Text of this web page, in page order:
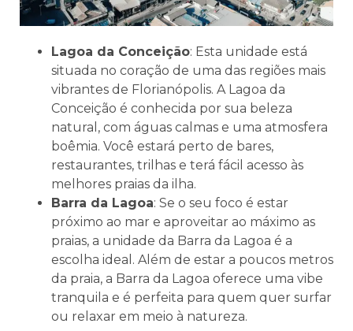
Lagoa da Conceição: Esta unidade está
situada no coração de uma das regiões mais
vibrantes de Florianópolis. A Lagoa da
Conceição é conhecida por sua beleza
natural, com águas calmas e uma atmosfera
boêmia. Você estará perto de bares,
restaurantes, trilhas e terá fácil acesso às
melhores praias da ilha.
Barra da Lagoa: Se o seu foco é estar
próximo ao mar e aproveitar ao máximo as
praias, a unidade da Barra da Lagoa é a
escolha ideal. Além de estar a poucos metros
da praia, a Barra da Lagoa oferece uma vibe
tranquila e é perfeita para quem quer surfar
ou relaxar em meio à natureza.